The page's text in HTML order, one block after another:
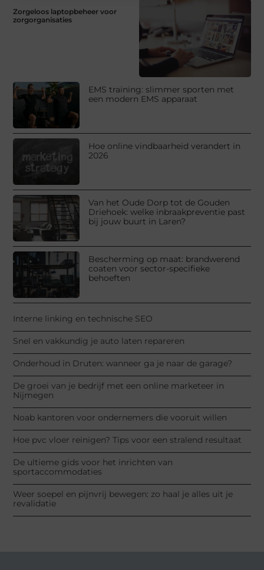
Zorgeloos laptopbeheer voor
zorgorganisaties
EMS training: slimmer sporten met
een modern EMS apparaat
Hoe online vindbaarheid verandert in
2026
Van het Oude Dorp tot de Gouden
Driehoek: welke inbraakpreventie past
bij jouw buurt in Laren?
Bescherming op maat: brandwerend
coaten voor sector-specifieke
behoeften
Interne linking en technische SEO
Snel en vakkundig je auto laten repareren
Onderhoud in Druten: wanneer ga je naar de garage?
De groei van je bedrijf met een online marketeer in
Nijmegen
Noab kantoren voor ondernemers die vooruit willen
Hoe pvc vloer reinigen? Tips voor een stralend resultaat
De ultieme gids voor het inrichten van
sportaccommodaties
Weer soepel en pijnvrij bewegen: zo haal je alles uit je
revalidatie